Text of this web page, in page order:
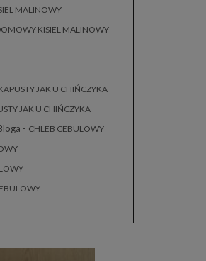
MALINOWY
KISIEL MALINOWY
JAK U CHIŃCZYKA
JAK U CHIŃCZYKA
- CHLEB CEBULOWY